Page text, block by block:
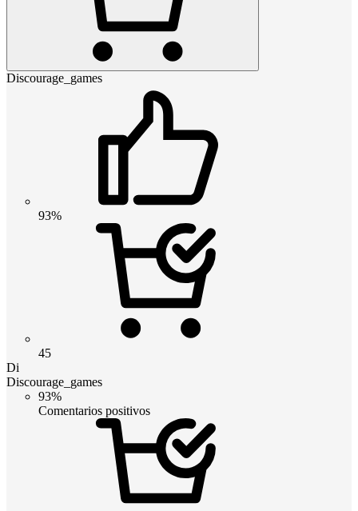
Discourage_games
93%
45
Di
Discourage_games
93%
Comentarios positivos